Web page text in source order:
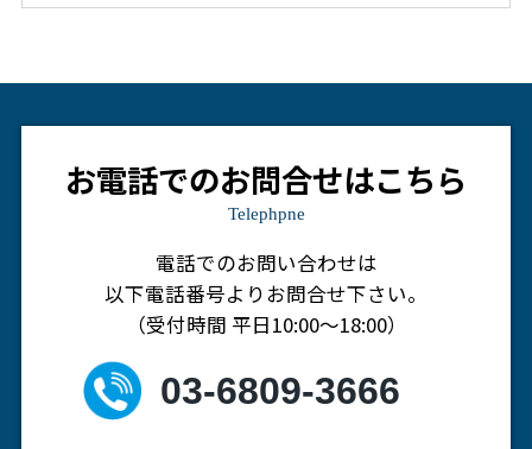
お電話でのお問合せはこちら
Telephpne
電話でのお問い合わせは
以下電話番号よりお問合せ下さい。
（受付時間 平日10:00～18:00）
03-6809-3666